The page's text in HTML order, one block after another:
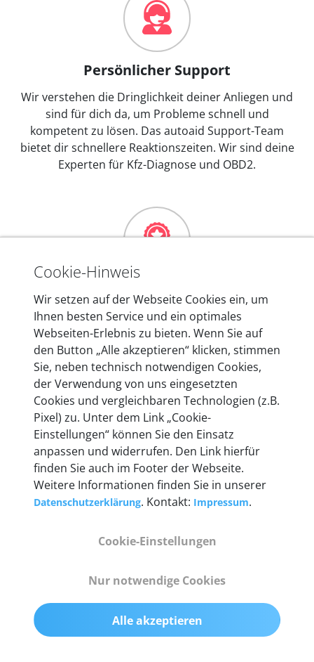
Persönlicher Support
Wir verstehen die Dringlichkeit deiner Anliegen und
sind für dich da, um Probleme schnell und
kompetent zu lösen. Das autoaid Support-Team
bietet dir schnellere Reaktionszeiten. Wir sind deine
Experten für Kfz-Diagnose und OBD2.
Mehr als 10 Jahre Erfahrung
In den Kfz-Diagnosegeräten von autoaid stecken
mehr als 10 Jahre Erfahrung, und auch in Zukunft
entwickeln wir unsere Produkte am Standort in
Berlin laufend weiter. Auf diese Qualität vertrauen
heute mehr als 60.000 Privatkunden und
Unternehmen.
Technische Details &
Gewicht
Cookie-Hinweis
Wir setzen auf der Webseite Cookies ein, um
Ihnen besten Service und ein optimales
Webseiten-Erlebnis zu bieten. Wenn Sie auf
den Button „Alle akzeptieren“ klicken, stimmen
Sie, neben technisch notwendigen Cookies,
der Verwendung von uns eingesetzten
Cookies und vergleichbaren Technologien (z.B.
Pixel) zu. Unter dem Link „Cookie-
Einstellungen“ können Sie den Einsatz
anpassen und widerrufen. Den Link hierfür
finden Sie auch im Footer der Webseite.
Weitere Informationen finden Sie in unserer
Datenschutzerklärung. Kontakt: Impressum.
Cookie-Einstellungen
Nur notwendige Cookies
Alle akzeptieren